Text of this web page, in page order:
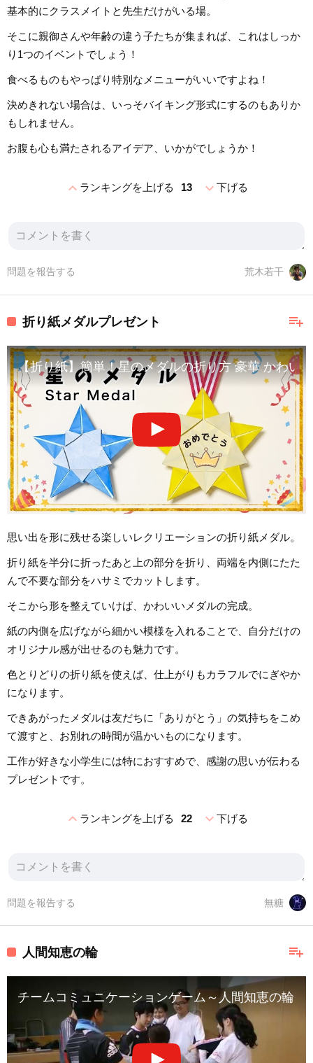
基本的にクラスメイトと先生だけがいる場。
そこに親御さんや年齢の違う子たちが集まれば、これはしっか
り1つのイベントでしょう！
食べるものもやっぱり特別なメニューがいいですよね！
決めきれない場合は、いっそバイキング形式にするのもありか
もしれません。
お腹も心も満たされるアイデア、いかがでしょうか！
expand_lessランキングを上げる 13 expand_more下げる
荒木若干
問題を報告する
playlist_add
折り紙メダルプレゼント
【折り紙】簡単！星のメダルの折り方 豪華 かわい
思い出を形に残せる楽しいレクリエーションの折り紙メダル。
折り紙を半分に折ったあと上の部分を折り、両端を内側にたた
んで不要な部分をハサミでカットします。
そこから形を整えていけば、かわいいメダルの完成。
紙の内側を広げながら細かい模様を入れることで、自分だけの
オリジナル感が出せるのも魅力です。
色とりどりの折り紙を使えば、仕上がりもカラフルでにぎやか
になります。
できあがったメダルは友だちに「ありがとう」の気持ちをこめ
て渡すと、お別れの時間が温かいものになります。
工作が好きな小学生には特におすすめで、感謝の思いが伝わる
プレゼントです。
expand_lessランキングを上げる 22 expand_more下げる
無糖
問題を報告する
playlist_add
人間知恵の輪
チームコミュニケーションゲーム～人間知恵の輪